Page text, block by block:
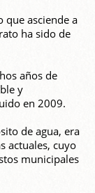
que asciende a
ha sido de
años de
y
en 2009.
de agua, era
actuales, cuyo
municipales